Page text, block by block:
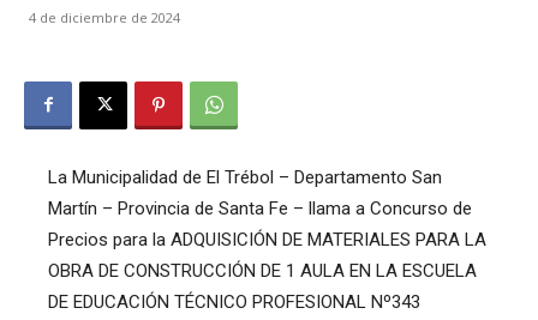
4 de diciembre de 2024
La Municipalidad de El Trébol – Departamento San
Martín – Provincia de Santa Fe – llama a Concurso de
Precios para la ADQUISICIÓN DE MATERIALES PARA LA
OBRA DE CONSTRUCCIÓN DE 1 AULA EN LA ESCUELA
DE EDUCACIÓN TÉCNICO PROFESIONAL Nº343